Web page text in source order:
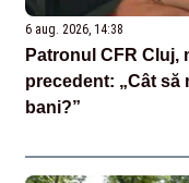
6 aug. 2026, 14:38
Patronul CFR Cluj,
precedent: „Cât să
bani?”